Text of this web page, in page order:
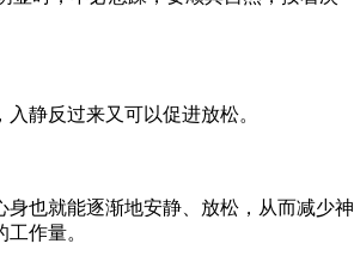
静反过来又可以促进放松。
也就能逐渐地安静、放松，从而减少神
作量。